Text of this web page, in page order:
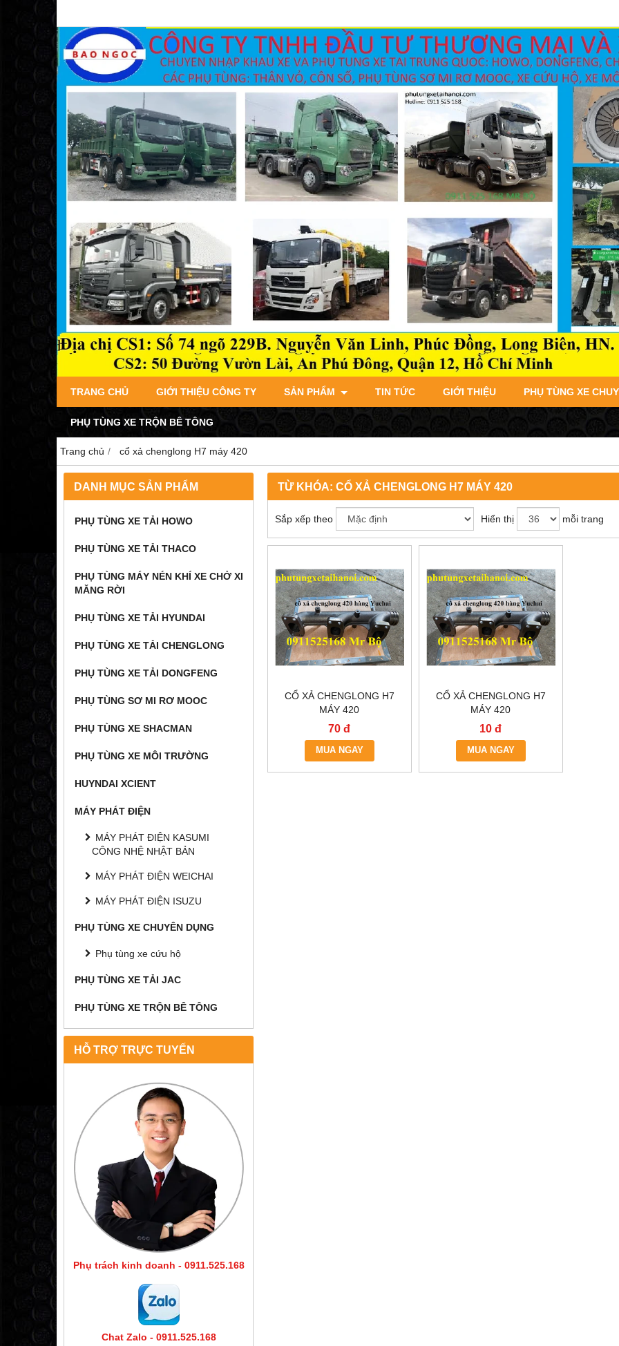
TRANG CHỦ GIỚI THIỆU CÔNG TY SẢN PHẨM TIN TỨC GIỚI THIỆU PHỤ TÙNG XE
PHỤ TÙNG XE TRỘN BÊ TÔNG
Trang chủ cổ xả chenglong H7 máy 420
DANH MỤC SẢN PHẨM
PHỤ TÙNG XE TẢI HOWO
PHỤ TÙNG XE TẢI THACO
PHỤ TÙNG MÁY NÉN KHÍ XE CHỞ XI
MĂNG RỜI
PHỤ TÙNG XE TẢI HYUNDAI
PHỤ TÙNG XE TẢI CHENGLONG
PHỤ TÙNG XE TẢI DONGFENG
PHỤ TÙNG SƠ MI RƠ MOOC
PHỤ TÙNG XE SHACMAN
PHỤ TÙNG XE MÔI TRƯỜNG
HUYNDAI XCIENT
MÁY PHÁT ĐIỆN
MÁY PHÁT ĐIỆN KASUMI
CÔNG NHỆ NHẬT BẢN
MÁY PHÁT ĐIỆN WEICHAI
MÁY PHÁT ĐIỆN ISUZU
PHỤ TÙNG XE CHUYÊN DỤNG
Phụ tùng xe cứu hộ
PHỤ TÙNG XE TẢI JAC
PHỤ TÙNG XE TRỘN BÊ TÔNG
HỖ TRỢ TRỰC TUYẾN
Phụ trách kinh doanh - 0911.525.168
Chat Zalo - 0911.525.168
TỪ KHÓA: CỔ XẢ CHENGLONG H7 MÁY 420
Sắp xếp theo Hiển thị mỗi trang
CỔ XẢ CHENGLONG H7
MÁY 420
70 đ
MUA NGAY
CỔ XẢ CHENGLONG H7
MÁY 420
10 đ
MUA NGAY